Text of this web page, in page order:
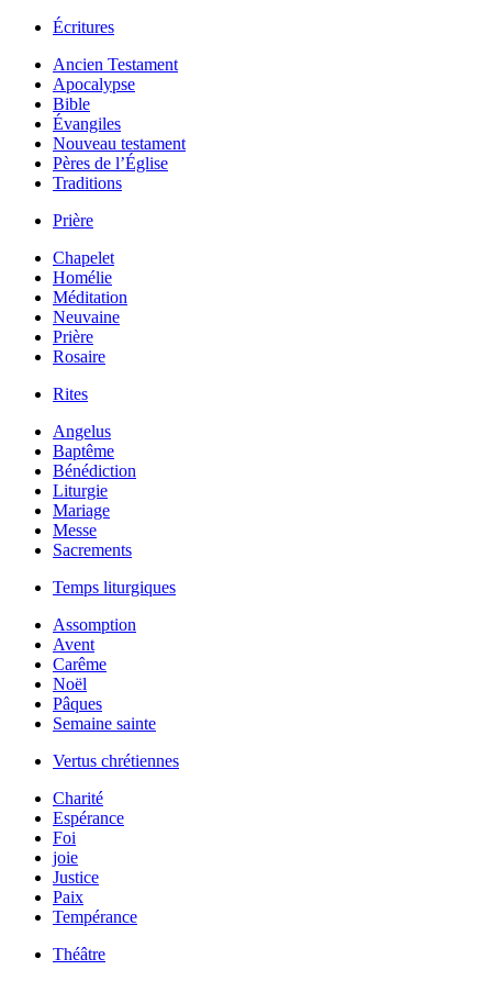
Écritures
Ancien Testament
Apocalypse
Bible
Évangiles
Nouveau testament
Pères de l’Église
Traditions
Prière
Chapelet
Homélie
Méditation
Neuvaine
Prière
Rosaire
Rites
Angelus
Baptême
Bénédiction
Liturgie
Mariage
Messe
Sacrements
Temps liturgiques
Assomption
Avent
Carême
Noël
Pâques
Semaine sainte
Vertus chrétiennes
Charité
Espérance
Foi
joie
Justice
Paix
Tempérance
Théâtre